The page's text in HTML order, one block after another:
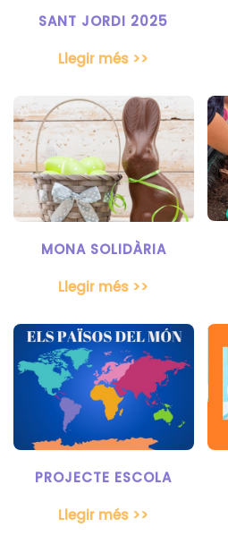
SANT JORDI 2025
Llegir més >>
MONA SOLIDÀRIA
Llegir més >>
PROJECTE ESCOLA
Llegir més >>